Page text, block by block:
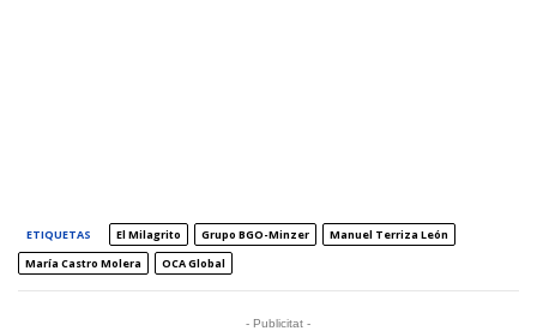
ETIQUETAS El Milagrito Grupo BGO-Minzer
Manuel Terriza León
María Castro Molera
OCA Global
- Publicitat -